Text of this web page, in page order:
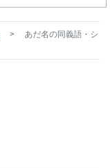
> あだ名の同義語・シ